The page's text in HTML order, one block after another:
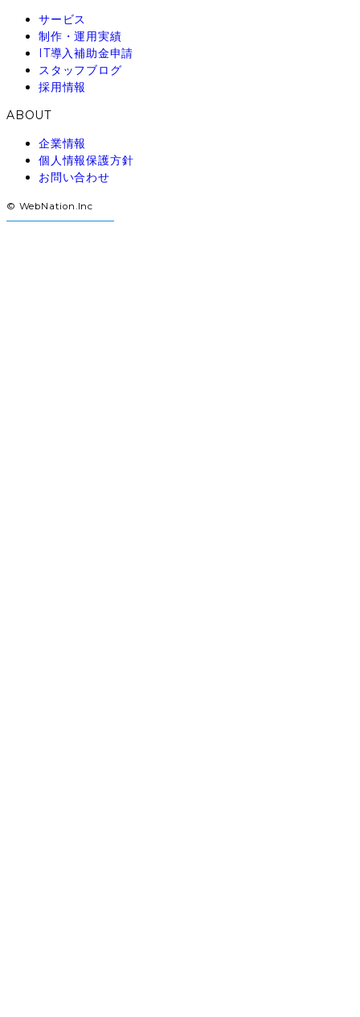
サービス
制作・運用実績
IT導入補助金申請
スタッフブログ
採用情報
ABOUT
企業情報
個人情報保護方針
お問い合わせ
© WebNation.Inc